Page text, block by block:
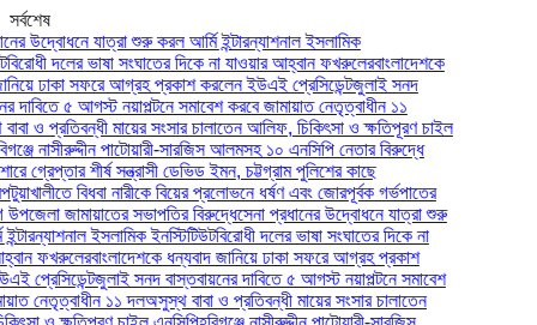
সর্বশেষ
যাত্রা শুরু করল আর্মি ইন্টারন্যাশনাল ইসলামিক
দলের ভাষা সংঘাতের দিকে না যাওয়ার আহ্বান ফখরুলেরবাংলাদেশকে
ঢাকা সফরে আগ্রহ প্রকাশ করলেন ইউএই প্রেসিডেন্টজুলাই সনদ
৫ আগস্ট নয়াপল্টনে সমাবেশ করবে জামায়াত নেতৃত্বাধীন ১১
প্রতিবন্ধী মায়ের সংসার চালাতেন আলিফ, চিকিৎসা ও ক্ষতিপূরণ চাইল
নাসীরুদ্দীন পাটোয়ারী-সারজিস আলমসহ ১০ এনসিপি নেতার বিরুদ্ধে
শীর্ষ সন্ত্রাসী ডেভিড ইমন, চট্টগ্রাম পুলিশের কাছে
বিধবা নারীকে বিয়ের প্রলোভনে ধর্ষণ এবং জোরপূর্বক গর্ভপাতের
জামায়াতের সভাপতির বিরুদ্ধেসেনা প্রধানের উদ্বোধনে যাত্রা শুরু
ইসলামিক ইনস্টিটিউটবিরোধী দলের ভাষা সংঘাতের দিকে না
ফখরুলেরবাংলাদেশকে ধন্যবাদ জানিয়ে ঢাকা সফরে আগ্রহ প্রকাশ
জুলাই সনদ বাস্তবায়নের দাবিতে ৫ আগস্ট নয়াপল্টনে সমাবেশ
নেতৃত্বাধীন ১১ দলঅসুস্থ বাবা ও প্রতিবন্ধী মায়ের সংসার চালাতেন